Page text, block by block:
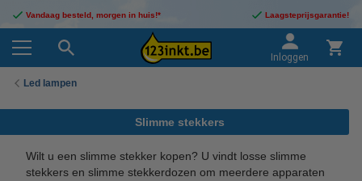
Vandaag besteld, morgen in huis!* Laagsteprijsgarantie!
Inloggen
Led lampen
Slimme stekkers
Wilt u een slimme stekker kopen? U vindt losse slimme
stekkers en slimme stekkerdozen om meerdere apparaten